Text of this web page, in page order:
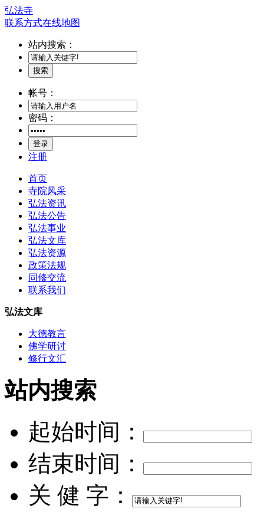
弘法寺
联系方式在线地图
站内搜索：
搜索
帐号：
密码：
登录
注册
首页
寺院风采
弘法资讯
弘法公告
弘法事业
弘法文库
弘法资源
政策法规
同修交流
联系我们
弘法文库
大德教言
佛学研讨
修行文汇
站内搜索
起始时间：
结束时间：
关 健 字：